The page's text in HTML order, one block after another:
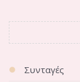
Συνταγές